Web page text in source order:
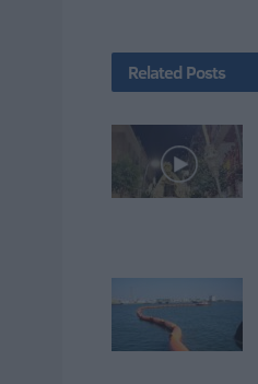
Related Posts